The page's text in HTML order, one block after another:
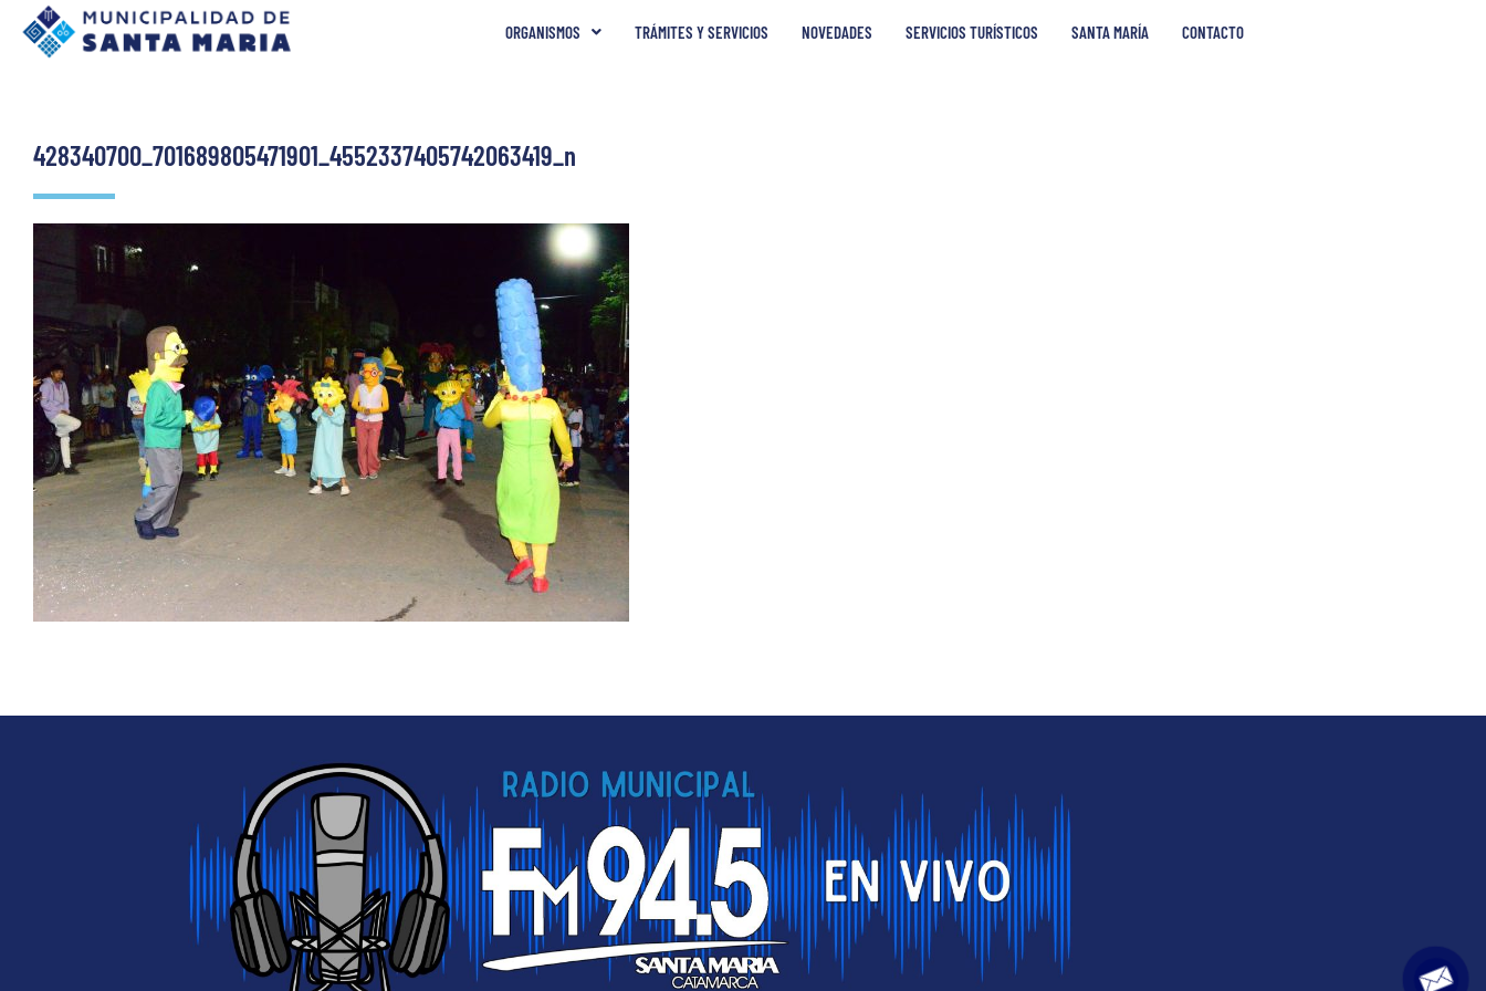
ORGANISMOS TRÁMITES Y SERVICIOS NOVEDADES SERVICIOS TURÍSTICOS SANTA MARÍA CONTACTO
428340700_701689805471901_4552337405742063419_n